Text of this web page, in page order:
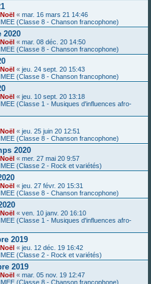
« mar. 16 mars 21 14:46
(Classe 8 - Chanson francophone)
2020
« mar. 08 déc. 20 14:50
(Classe 8 - Chanson francophone)
« jeu. 24 sept. 20 15:43
(Classe 8 - Chanson francophone)
« jeu. 10 sept. 20 13:18
(Classe 1 - Musiques d'influences afro-
« jeu. 25 juin 20 12:51
(Classe 8 - Chanson francophone)
2020
« mer. 27 mai 20 9:57
(Classe 2 - Rock et variétés)
« jeu. 27 févr. 20 15:31
(Classe 8 - Chanson francophone)
« ven. 10 janv. 20 16:10
(Classe 1 - Musiques d'influences afro-
2019
« jeu. 12 déc. 19 16:42
(Classe 2 - Rock et variétés)
2019
« mar. 05 nov. 19 12:47
(Classe 8 - Chanson francophone)